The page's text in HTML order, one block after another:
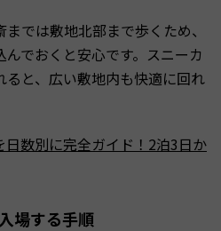
では敷地北部まで歩くため、
でおくと安心です。スニーカ
と、広い敷地内も快適に回れ
数別に完全ガイド！2泊3日か
場する手順